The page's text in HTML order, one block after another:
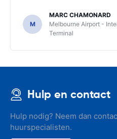
M
MARC CHAMONARD
Melbourne Airport -
Terminal
Hulp en contact
Hulp nodig? Neem dan
huurspecialisten.